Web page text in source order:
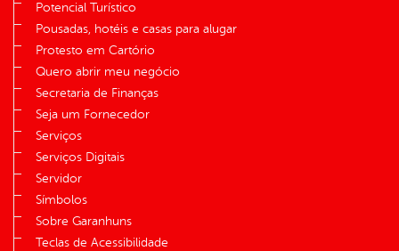
Potencial Turístico
Pousadas, hotéis e casas para alugar
Protesto em Cartório
Quero abrir meu negócio
Secretaria de Finanças
Seja um Fornecedor
Serviços
Serviços Digitais
Servidor
Símbolos
Sobre Garanhuns
Teclas de Acessibilidade